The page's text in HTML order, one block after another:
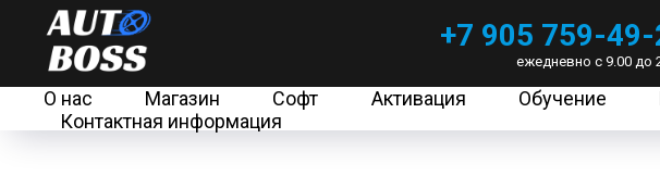
+7 905 759-
ежедневно с 9.00 до
О нас Магазин Софт Активация Обучение
Контактная информация